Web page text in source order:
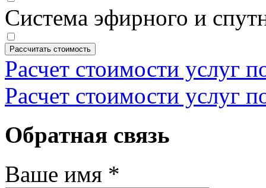
Система эфирного и
Расчет стоимости услуг
Расчет стоимости услуг
Обратная связь
Ваше имя *